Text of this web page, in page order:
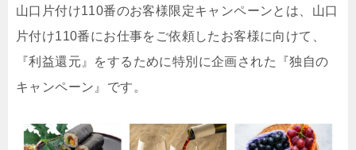
山口片付け110番のお客様限定キャンペーンとは、山口
片付け110番にお仕事をご依頼したお客様に向けて、
『利益還元』をするために特別に企画された『独自の
キャンペーン』です。